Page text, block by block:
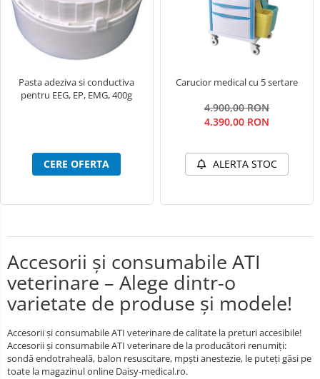
Pasta adeziva si conductiva
pentru EEG, EP, EMG, 400g
CERE OFERTA
Carucior medical cu 5 sertare
4.900,00 RON
4.390,00 RON
ALERTA STOC
Accesorii și consumabile ATI
veterinare – Alege dintr-o
varietate de produse și modele!
Accesorii și consumabile ATI veterinare de calitate la preturi accesibile!
Accesorii și consumabile ATI veterinare de la producători renumiți:
sondă endotraheală, balon resuscitare, mpști anestezie, le puteți găsi pe
toate la magazinul online Daisy-medical.ro.